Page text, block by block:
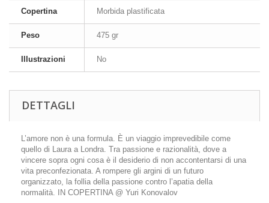
Copertina Morbida plastificata
Peso 475 gr
Illustrazioni No
DETTAGLI
L’amore non è una formula. È un viaggio imprevedibile come
quello di Laura a Londra. Tra passione e razionalità, dove a
vincere sopra ogni cosa è il desiderio di non accontentarsi di una
vita preconfezionata. A rompere gli argini di un futuro
organizzato, la follia della passione contro l’apatia della
normalità. IN COPERTINA @ Yuri Konovalov